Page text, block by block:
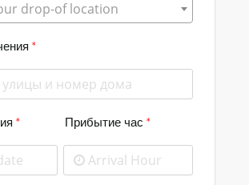
drop-of location
*
* Прибытие час *